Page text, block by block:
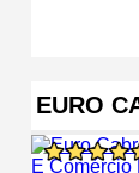
EURO